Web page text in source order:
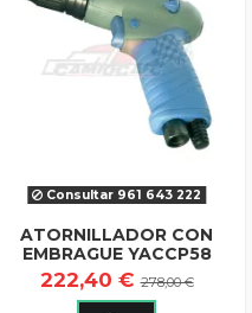
Consultar 961 643 222
ATORNILLADOR CON
EMBRAGUE YACCP58
222,40 €278,00 €